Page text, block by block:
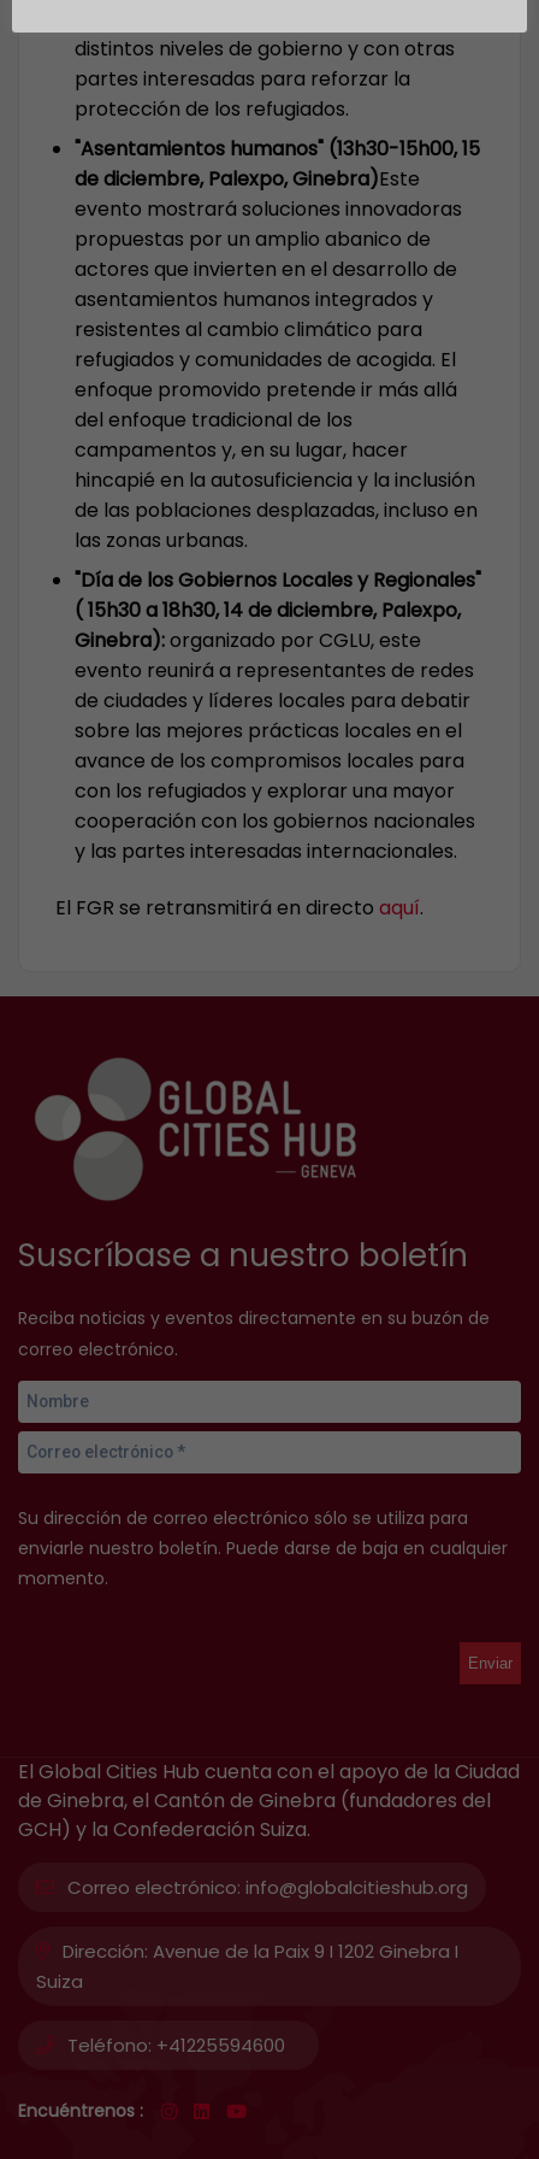
distintos niveles de gobierno y con otras
partes interesadas para reforzar la
protección de los refugiados.
"Asentamientos humanos" (13h30-15h00, 15
de diciembre, Palexpo, Ginebra)Este
evento mostrará soluciones innovadoras
propuestas por un amplio abanico de
actores que invierten en el desarrollo de
asentamientos humanos integrados y
resistentes al cambio climático para
refugiados y comunidades de acogida. El
enfoque promovido pretende ir más allá
del enfoque tradicional de los
campamentos y, en su lugar, hacer
hincapié en la autosuficiencia y la inclusión
de las poblaciones desplazadas, incluso en
las zonas urbanas.
"Día de los Gobiernos Locales y Regionales"
( 15h30 a 18h30, 14 de diciembre, Palexpo,
Ginebra):organizado por CGLU, este
evento reunirá a representantes de redes
de ciudades y líderes locales para debatir
sobre las mejores prácticas locales en el
avance de los compromisos locales para
con los refugiados y explorar una mayor
cooperación con los gobiernos nacionales
y las partes interesadas internacionales.
El FGR se retransmitirá en directo aquí.
Suscríbase a nuestro boletín
Reciba noticias y eventos directamente en su buzón de
correo electrónico.
Su dirección de correo electrónico sólo se utiliza para
enviarle nuestro boletín. Puede darse de baja en cualquier
momento.
El Global Cities Hub cuenta con el apoyo de la Ciudad
de Ginebra, el Cantón de Ginebra (fundadores del
GCH) y la Confederación Suiza.
Correo electrónico: info@globalcitieshub.org
Dirección: Avenue de la Paix 9 I 1202 Ginebra I
Suiza
Teléfono: +41225594600
Encuéntrenos :